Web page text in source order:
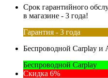
Срок гарантийного
в магазине - 3 года!
Гарантия - 3 года
Беспроводной Carplay и
Беспроводной Carplay
Скидка 6%